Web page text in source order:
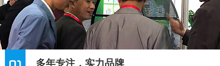
的代理授权公司。从业多年本着“精益求精”的精神，始终走在行业前
沿。
> 我公司致力于为广大客户提供效率高、耐用的打包机。